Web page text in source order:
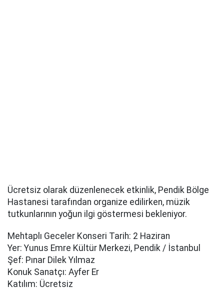
Ücretsiz olarak düzenlenecek etkinlik, Pendik Bölge
Hastanesi tarafından organize edilirken, müzik
tutkunlarının yoğun ilgi göstermesi bekleniyor.
Mehtaplı Geceler Konseri Tarih: 2 Haziran
Yer: Yunus Emre Kültür Merkezi, Pendik / İstanbul
Şef: Pınar Dilek Yılmaz
Konuk Sanatçı: Ayfer Er
Katılım: Ücretsiz